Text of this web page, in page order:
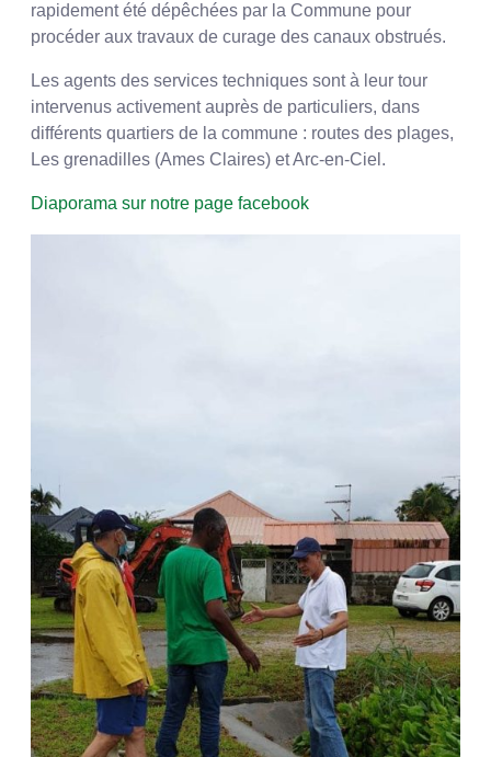
rapidement été dépêchées par la Commune pour
procéder aux travaux de curage des canaux obstrués.
Les agents des services techniques sont à leur tour
intervenus activement auprès de particuliers, dans
différents quartiers de la commune : routes des plages,
Les grenadilles (Ames Claires) et Arc-en-Ciel.
Diaporama sur notre page facebook